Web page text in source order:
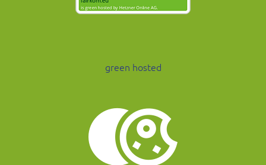
green hosted